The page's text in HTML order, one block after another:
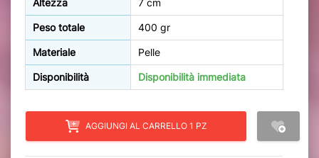
Peso totale 400 gr
Materiale Pelle
Disponibilità Disponibilità immediata
AGGIUNGI AL CARRELLO 1 PZ